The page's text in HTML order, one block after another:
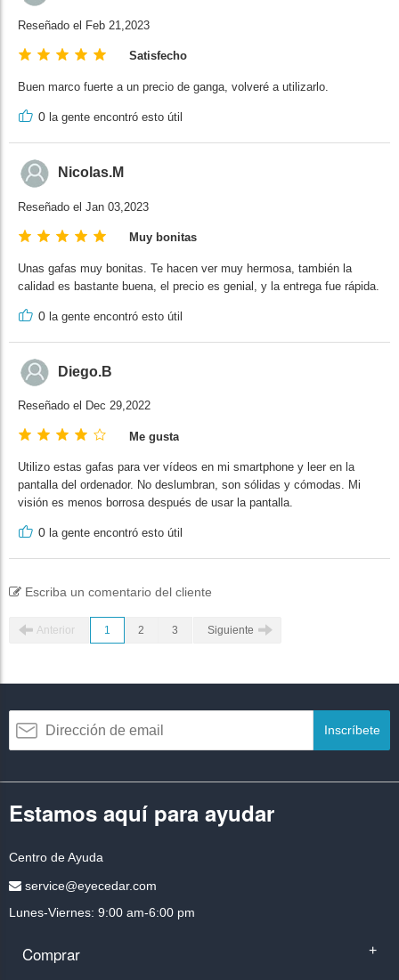
Reseñado el Feb 21,2023
Satisfecho
Buen marco fuerte a un precio de ganga, volveré a utilizarlo.
0 la gente encontró esto útil
Nicolas.M
Reseñado el Jan 03,2023
Muy bonitas
Unas gafas muy bonitas. Te hacen ver muy hermosa, también la
calidad es bastante buena, el precio es genial, y la entrega fue rápida.
0 la gente encontró esto útil
Diego.B
Reseñado el Dec 29,2022
Me gusta
Utilizo estas gafas para ver vídeos en mi smartphone y leer en la
pantalla del ordenador. No deslumbran, son sólidas y cómodas. Mi
visión es menos borrosa después de usar la pantalla.
0 la gente encontró esto útil
Escriba un comentario del cliente
Anterior 1 2 3 Siguiente
Inscríbete
Estamos aquí para ayudar
Centro de Ayuda
service@eyecedar.com
Lunes-Viernes: 9:00 am-6:00 pm
Comprar +